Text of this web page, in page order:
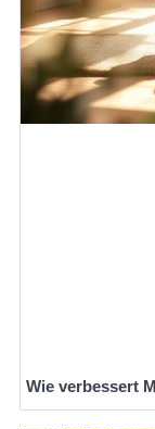
Wie verbessert